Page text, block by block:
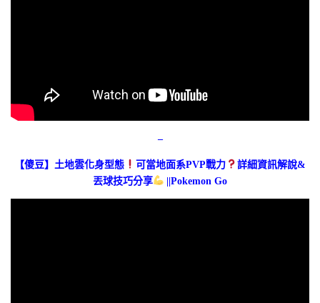
–
【傻豆】土地雲化身型態 可當地面系PVP戰力
詳細資訊解說&
丟球技巧分享
||Pokemon Go